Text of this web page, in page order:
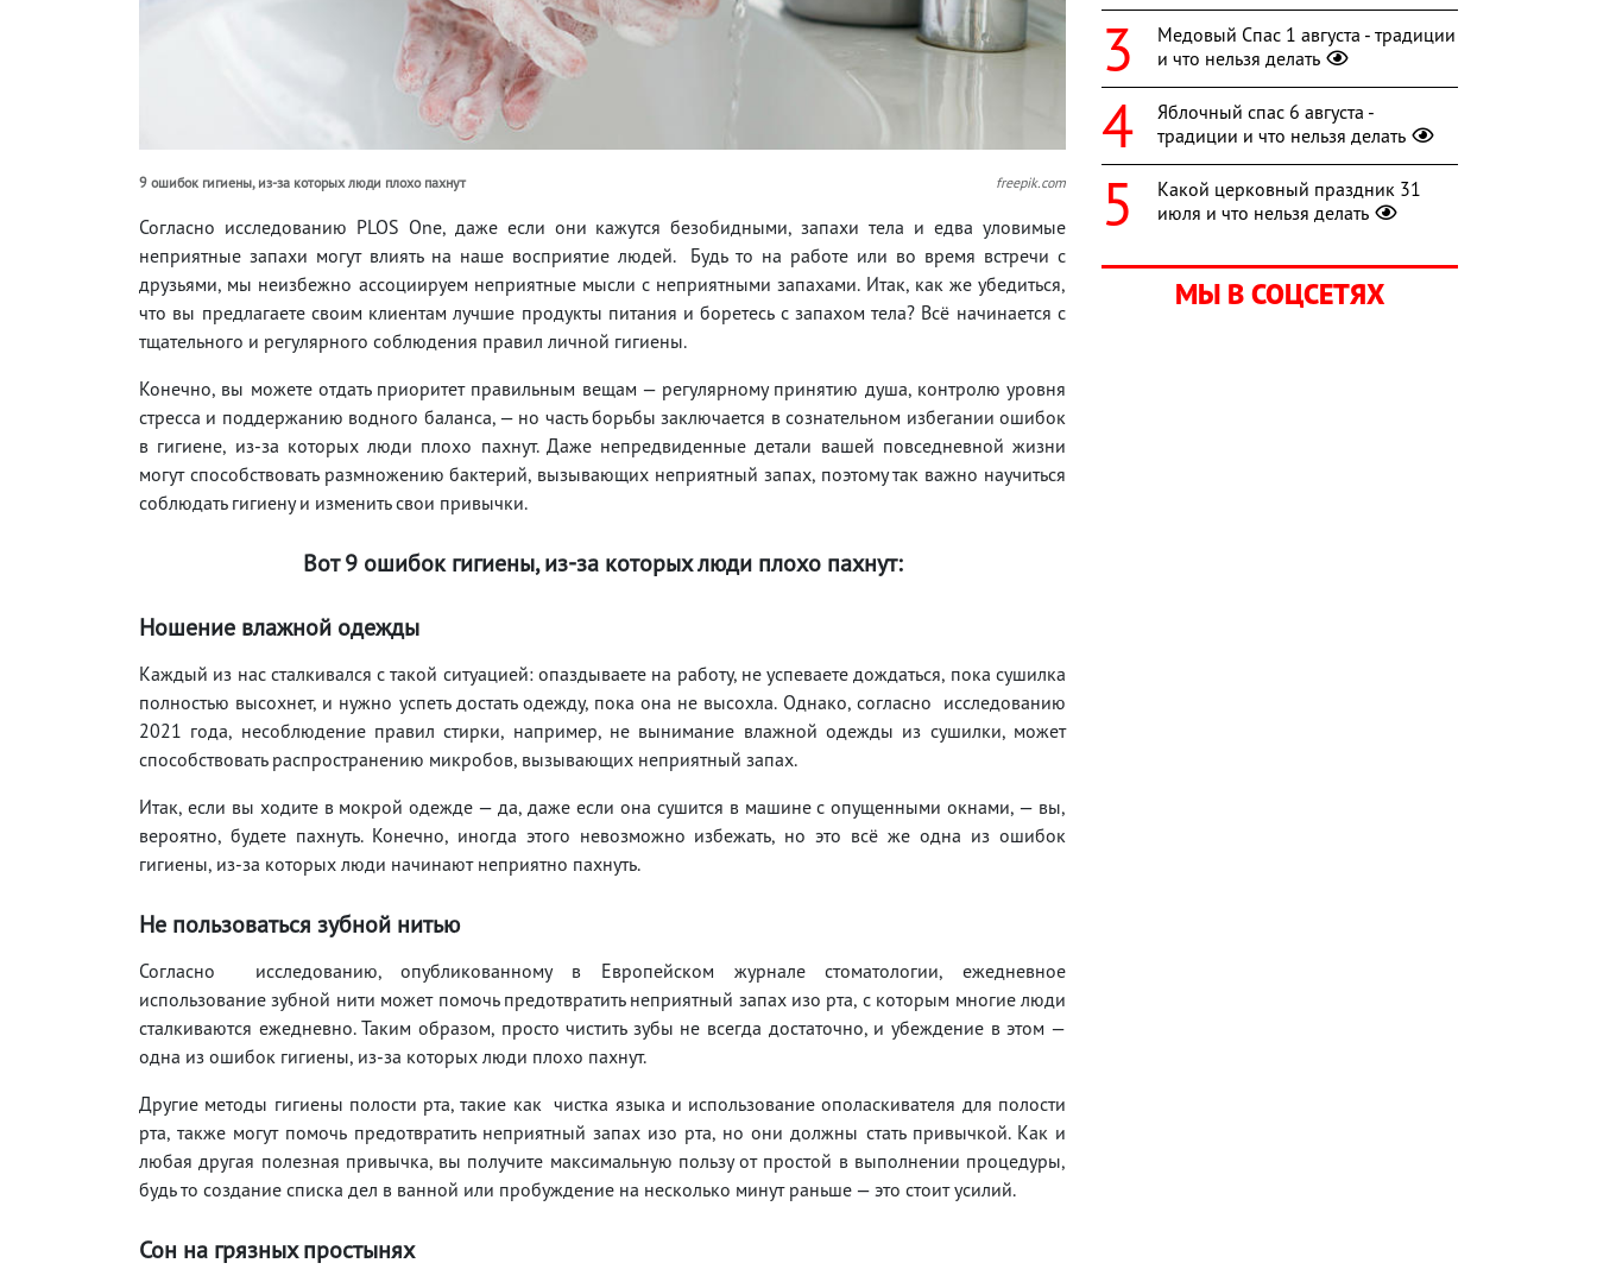
9 ошибок гигиены, из-за которых люди плохо пахнут freepik.com
Согласно исследованию PLOS One, даже если они кажутся безобидными, запахи тела и едва уловимые
неприятные запахи могут влиять на наше восприятие людей. Будь то на работе или во время встречи с
друзьями, мы неизбежно ассоциируем неприятные мысли с неприятными запахами. Итак, как же убедиться,
что вы предлагаете своим клиентам лучшие продукты питания и боретесь с запахом тела? Всё начинается с
тщательного и регулярного соблюдения правил личной гигиены.
Конечно, вы можете отдать приоритет правильным вещам — регулярному принятию душа, контролю уровня
стресса и поддержанию водного баланса, — но часть борьбы заключается в сознательном избегании ошибок
в гигиене, из-за которых люди плохо пахнут. Даже непредвиденные детали вашей повседневной жизни
могут способствовать размножению бактерий, вызывающих неприятный запах, поэтому так важно научиться
соблюдать гигиену и изменить свои привычки.
Вот 9 ошибок гигиены, из-за которых люди плохо пахнут:
Ношение влажной одежды
Каждый из нас сталкивался с такой ситуацией: опаздываете на работу, не успеваете дождаться, пока сушилка
полностью высохнет, и нужно успеть достать одежду, пока она не высохла. Однако, согласно исследованию
2021 года, несоблюдение правил стирки, например, не вынимание влажной одежды из сушилки, может
способствовать распространению микробов, вызывающих неприятный запах.
Итак, если вы ходите в мокрой одежде — да, даже если она сушится в машине с опущенными окнами, — вы,
вероятно, будете пахнуть. Конечно, иногда этого невозможно избежать, но это всё же одна из ошибок
гигиены, из-за которых люди начинают неприятно пахнуть.
Не пользоваться зубной нитью
Согласно исследованию, опубликованному в Европейском журнале стоматологии, ежедневное
использование зубной нити может помочь предотвратить неприятный запах изо рта, с которым многие люди
сталкиваются ежедневно. Таким образом, просто чистить зубы не всегда достаточно, и убеждение в этом —
одна из ошибок гигиены, из-за которых люди плохо пахнут.
Другие методы гигиены полости рта, такие как чистка языка и использование ополаскивателя для полости
рта, также могут помочь предотвратить неприятный запах изо рта, но они должны стать привычкой. Как и
любая другая полезная привычка, вы получите максимальную пользу от простой в выполнении процедуры,
будь то создание списка дел в ванной или пробуждение на несколько минут раньше — это стоит усилий.
Сон на грязных простынях
Медовый Спас 1 августа - традиции
и что нельзя делать
Яблочный спас 6 августа -
традиции и что нельзя делать
Какой церковный праздник 31
июля и что нельзя делать
МЫ В СОЦСЕТЯХ